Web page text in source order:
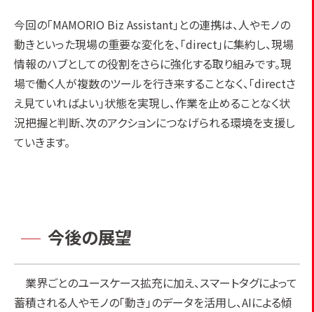
今回の「MAMORIO Biz Assistant」との連携は、人やモノの
動きといった現場の重要な変化を、「direct」に集約し、現場
情報のハブとしての役割をさらに強化する取り組みです。現
場で働く人が複数のツールを行き来することなく、「directさ
え見ていればよい」状態を実現し、作業を止めることなく状
況把握と判断、次のアクションにつなげられる環境を支援し
ていきます。
今後の展望
業界ごとのユースケース拡充に加え、スマートタグによって
蓄積される人やモノの「動き」のデータを活用し、AIによる傾